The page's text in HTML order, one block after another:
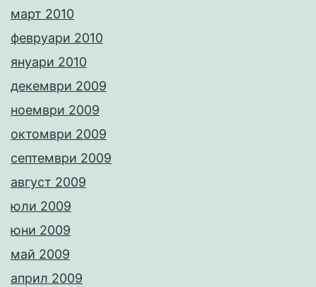
март 2010
февруари 2010
януари 2010
декември 2009
ноември 2009
октомври 2009
септември 2009
август 2009
юли 2009
юни 2009
май 2009
април 2009